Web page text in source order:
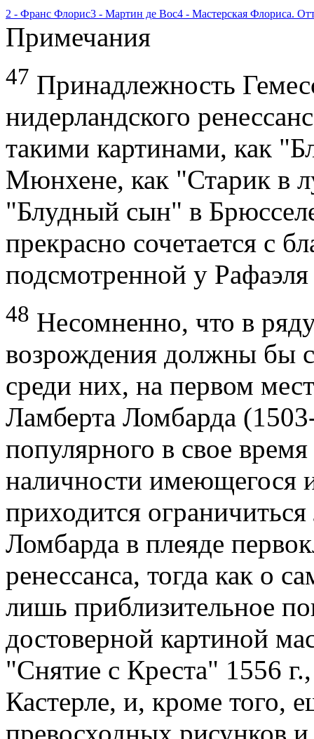
2 - Франс Флорис3 - Мартин де Вос4 - Мастерская Флориса.
Примечания
47 Принадлежность
нидерландского
такими картинами, как
Мюнхене, как "Старик в
"Блудный сын" в
прекрасно сочетается с
подсмотренной у
48 Несомненно, что в
возрождения должны бы
среди них, на первом
Ламберта Ломбарда
популярного в свое
наличности имеющегося
приходится
Ломбарда в плеяде
ренессанса, тогда как о
лишь приблизительное
достоверной картиной
"Снятие с Креста" 1556
Кастерле, и, кроме того,
превосходных рисунков